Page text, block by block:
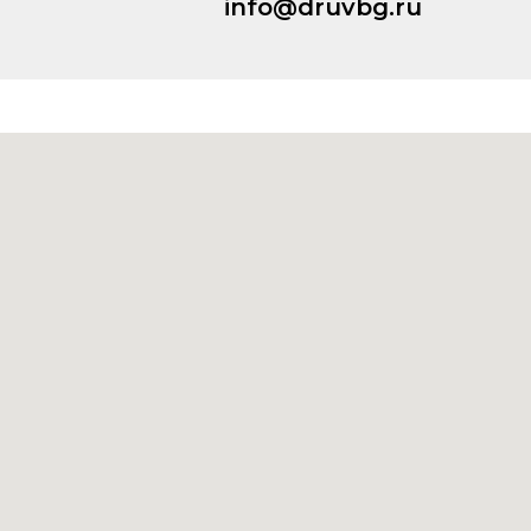
info@druvbg.ru